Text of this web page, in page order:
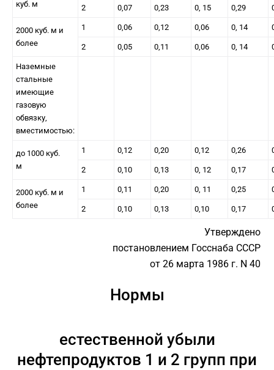
куб. м 2 0,07 0,23 0, 15 0,29
2000 куб. м и
более
1 0,06 0,12 0,06 0, 14
2 0,05 0,11 0,06 0, 14
Наземные
стальные
имеющие
газовую
обвязку,
вместимостью:
до 1000 куб.
м
1 0,12 0,20 0,12 0,26
2 0,10 0,13 0, 12 0,17
2000 куб. м и
более
1 0,11 0,20 0, 11 0,25
2 0,10 0,13 0,10 0,17
Утверждено
постановлением Госснаба СССР
от 26 марта 1986 г. N 40
Нормы
естественной убыли
нефтепродуктов 1 и 2 групп при